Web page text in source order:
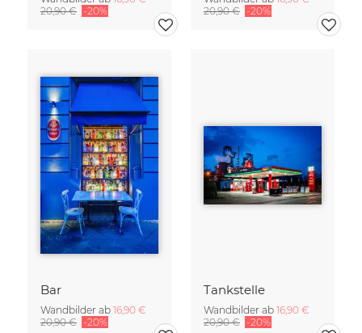
20,90 € -20%
20,90 € -20%
Bar
Wandbilder ab 16,90 €
20,90 € -20%
Tankstelle
Wandbilder ab 16,90 €
20,90 € -20%